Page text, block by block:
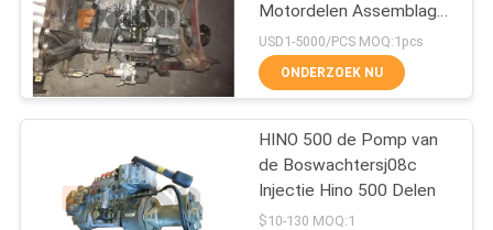
Hino 500 Delen
185
Motordelen Assemblage
van Japan met
Transmissie voor HINO
500 Waaierj08ct Goede
USD1-5000/PCS MOQ:1pcs
ONDERZOEK NU
HINO 500 de Pomp van
de Boswachtersj08c
Injectie Hino 500 Delen
$10-130 MOQ:1